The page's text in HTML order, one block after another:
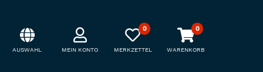
AUSWAHL MEIN KONTO
0
MERKZETTEL
0
WARENKORB